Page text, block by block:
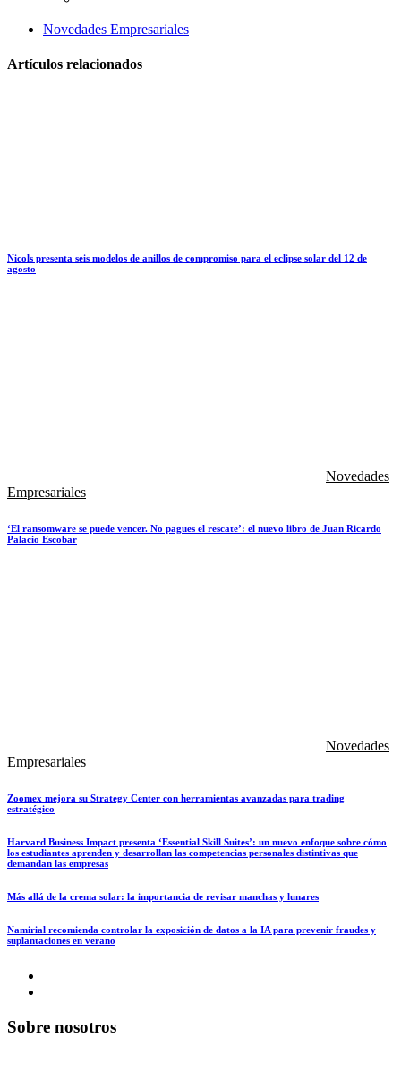
Novedades Empresariales
Artículos relacionados
Nicols presenta seis modelos de anillos de compromiso para el eclipse solar del 12 de
agosto
Novedades
Empresariales
‘El ransomware se puede vencer. No pagues el rescate’: el nuevo libro de Juan Ricardo
Palacio Escobar
Novedades
Empresariales
Zoomex mejora su Strategy Center con herramientas avanzadas para trading
estratégico
Harvard Business Impact presenta ‘Essential Skill Suites’: un nuevo enfoque sobre cómo
los estudiantes aprenden y desarrollan las competencias personales distintivas que
demandan las empresas
Más allá de la crema solar: la importancia de revisar manchas y lunares
Namirial recomienda controlar la exposición de datos a la IA para prevenir fraudes y
suplantaciones en verano
Sobre nosotros